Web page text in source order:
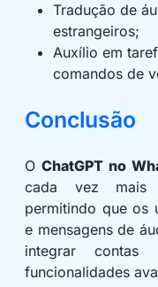
Tradução de
estrangeiros;
Auxílio em
comandos de
Conclusão
O ChatGPT no
cada vez mais
permitindo que os
e mensagens de
integrar contas
funcionalidades